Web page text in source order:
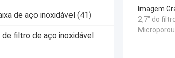
de aço inoxidável (41)
filtro de aço inoxidável
Imagem
2,7" do